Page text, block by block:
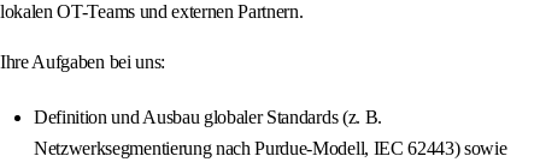
lokalen OT-Teams und externen Partnern.
Ihre Aufgaben bei uns:
Definition und Ausbau globaler Standards (z. B.
Netzwerksegmentierung nach Purdue-Modell, IEC 62443) sowie